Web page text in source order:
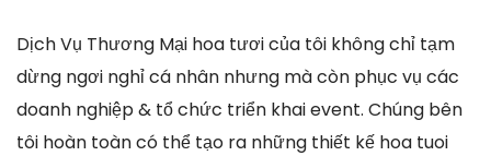
Dịch Vụ Thương Mại hoa tươi của tôi không chỉ tạm
dừng ngơi nghỉ cá nhân nhưng mà còn phục vụ các
doanh nghiệp & tổ chức triển khai event. Chúng bên
tôi hoàn toàn có thể tạo ra những thiết kế hoa tuoi